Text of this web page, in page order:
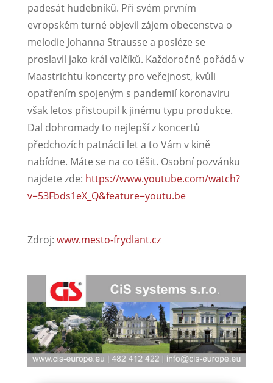
padesát hudebníků. Při svém prvním
evropském turné objevil zájem obecenstva o
melodie Johanna Strausse a posléze se
proslavil jako král valčíků. Každoročně pořádá v
Maastrichtu koncerty pro veřejnost, kvůli
opatřením spojeným s pandemií koronaviru
však letos přistoupil k jinému typu produkce.
Dal dohromady to nejlepší z koncertů
předchozích patnácti let a to Vám v kině
nabídne. Máte se na co těšit. Osobní pozvánku
najdete zde: https://www.youtube.com/watch?
v=53Fbds1eX_Q&feature=youtu.be
Zdroj: www.mesto-frydlant.cz